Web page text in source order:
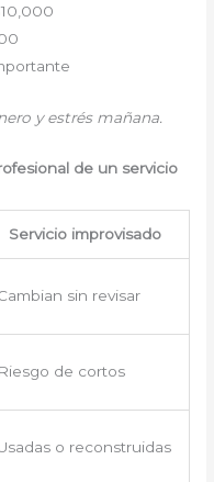
y estrés mañana.
de un servicio
Servicio improvisado
sin revisar
Riesgo de cortos
o reconstruidas